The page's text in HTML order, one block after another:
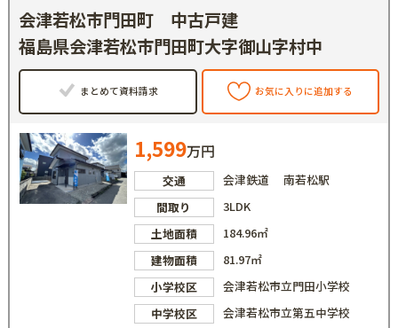
会津若松市門田町 中古戸建
福島県会津若松市門田町大字御山字村中
まとめて資料請求 お気に入りに追加する
1,599万円
交通
会津鉄道 南若松駅
間取り
3LDK
土地面積
184.96㎡
建物面積
81.97㎡
小学校区
会津若松市立門田小学校
中学校区
会津若松市立第五中学校